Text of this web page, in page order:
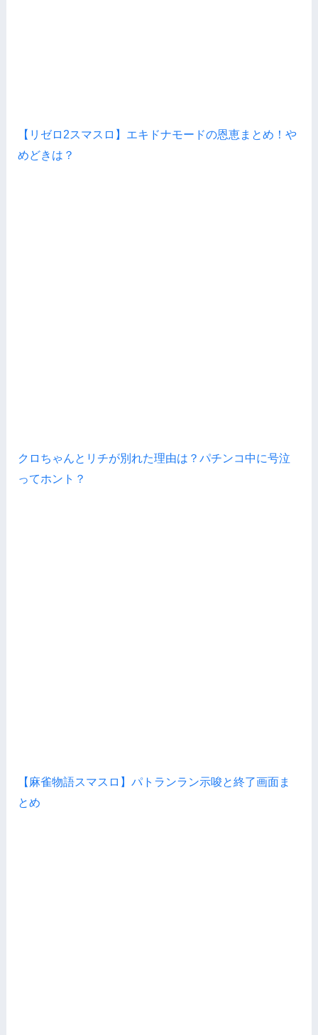
【リゼロ2スマスロ】エキドナモードの恩恵まとめ！や
めどきは？
クロちゃんとリチが別れた理由は？パチンコ中に号泣
ってホント？
【麻雀物語スマスロ】パトランラン示唆と終了画面ま
とめ